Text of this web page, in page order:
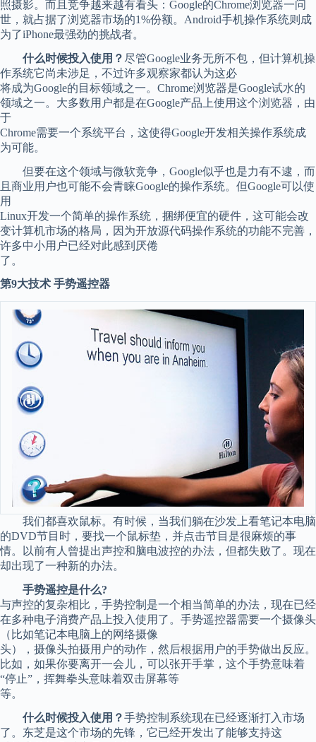
照摄影。而且竞争越来越有看头：Google的Chrome浏览器一问
世，就占据了浏览器市场的1%份额。Android手机操作系统则成
为了iPhone最强劲的挑战者。
什么时候投入使用？ 尽管Google业务无所不包，但计算机操
作系统它尚未涉足，不过许多观察家都认为这必
将成为Google的目标领域之一。Chrome浏览器是Google试水的
领域之一。大多数用户都是在Google产品上使用这个浏览器，由
于
Chrome需要一个系统平台，这使得Google开发相关操作系统成
为可能。
但要在这个领域与微软竞争，Google似乎也是力有不逮，而
且商业用户也可能不会青睐Google的操作系统。但Google可以使
用
Linux开发一个简单的操作系统，捆绑便宜的硬件，这可能会改
变计算机市场的格局，因为开放源代码操作系统的功能不完善，
许多中小用户已经对此感到厌倦
了。
第9大技术 手势遥控器
我们都喜欢鼠标。有时候，当我们躺在沙发上看笔记本电脑
的DVD节目时，要找一个鼠标垫，并点击节目是很麻烦的事
情。以前有人曾提出声控和脑电波控的办法，但都失败了。现在
却出现了一种新的办法。
手势遥控是什么?
与声控的复杂相比，手势控制是一个相当简单的办法，现在已经
在多种电子消费产品上投入使用了。手势遥控器需要一个摄像头
（比如笔记本电脑上的网络摄像
头），摄像头拍摄用户的动作，然后根据用户的手势做出反应。
比如，如果你要离开一会儿，可以张开手掌，这个手势意味着
“停止”，挥舞拳头意味着双击屏幕等
等。
什么时候投入使用？手势控制系统现在已经逐渐打入市场
了。东芝是这个市场的先锋，它已经开发出了能够支持这